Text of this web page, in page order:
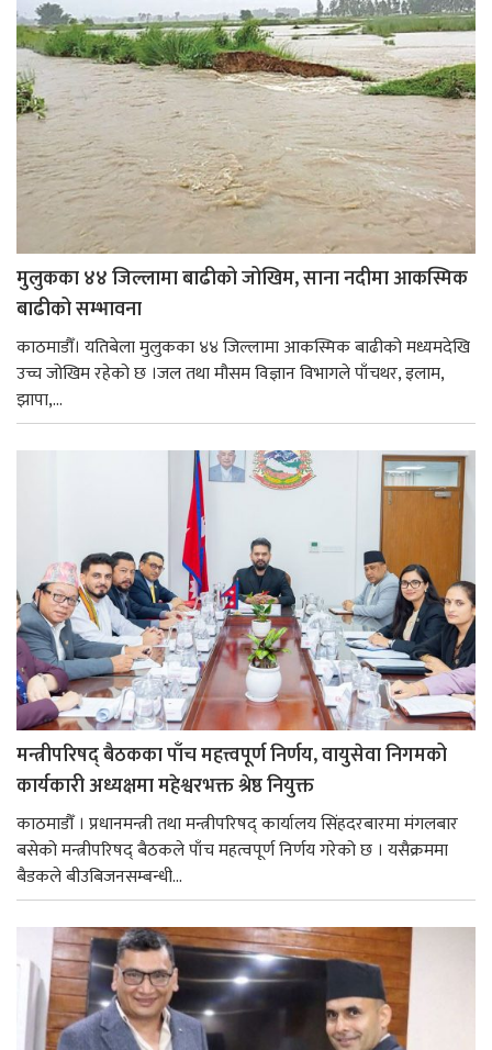
मुलुकका ४४ जिल्लामा बाढीको जोखिम, साना नदीमा आकस्मिक
बाढीको सम्भावना
काठमाडौँ। यतिबेला मुलुकका ४४ जिल्लामा आकस्मिक बाढीको मध्यमदेखि
उच्च जोखिम रहेको छ ।जल तथा मौसम विज्ञान विभागले पाँचथर, इलाम,
झापा,...
मन्त्रीपरिषद् बैठकका पाँच महत्त्वपूर्ण निर्णय, वायुसेवा निगमको
कार्यकारी अध्यक्षमा महेश्वरभक्त श्रेष्ठ नियुक्त
काठमाडौँ । प्रधानमन्त्री तथा मन्त्रीपरिषद् कार्यालय सिंहदरबारमा मंगलबार
बसेको मन्त्रीपरिषद् बैठकले पाँच महत्वपूर्ण निर्णय गरेको छ । यसैक्रममा
बैडकले बीउबिजनसम्बन्धी...